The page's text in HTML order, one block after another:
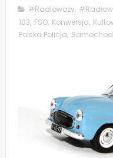
#Radiowozy,
103, FSO, Konwersja,
Polska Policja,